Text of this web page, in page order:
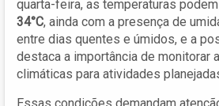
quarta-feira, as temperaturas
34°C, ainda com a presença de
entre dias quentes e úmidos, e a
destaca a importância de monitorar
climáticas para atividades
Essas condições demandam